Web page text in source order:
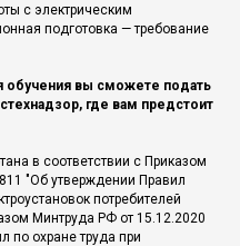
с электрическим
подготовка — требование
обучения вы сможете подать
где вам предстоит
в соответствии с Приказом
"Об утверждении Правил
потребителей
Минтруда РФ от 15.12.2020
по охране труда при